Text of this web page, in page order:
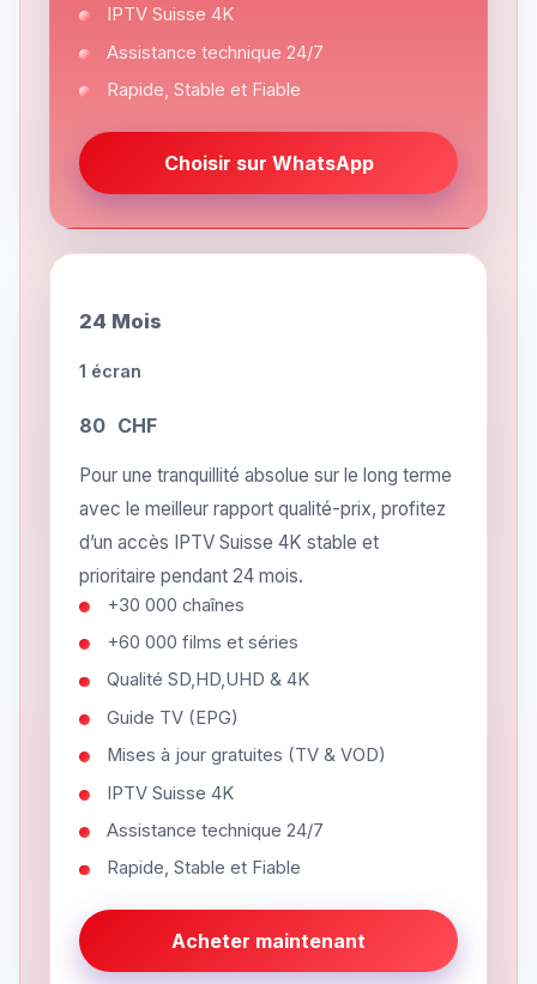
IPTV Suisse 4K
Assistance technique 24/7
Rapide, Stable et Fiable
Choisir sur WhatsApp
24 Mois
1 écran
80 CHF
Pour une tranquillité absolue sur le long terme
avec le meilleur rapport qualité-prix, profitez
d’un accès IPTV Suisse 4K stable et
prioritaire pendant 24 mois.
+30 000 chaînes
+60 000 films et séries
Qualité SD,HD,UHD & 4K
Guide TV (EPG)
Mises à jour gratuites (TV & VOD)
IPTV Suisse 4K
Assistance technique 24/7
Rapide, Stable et Fiable
Acheter maintenant